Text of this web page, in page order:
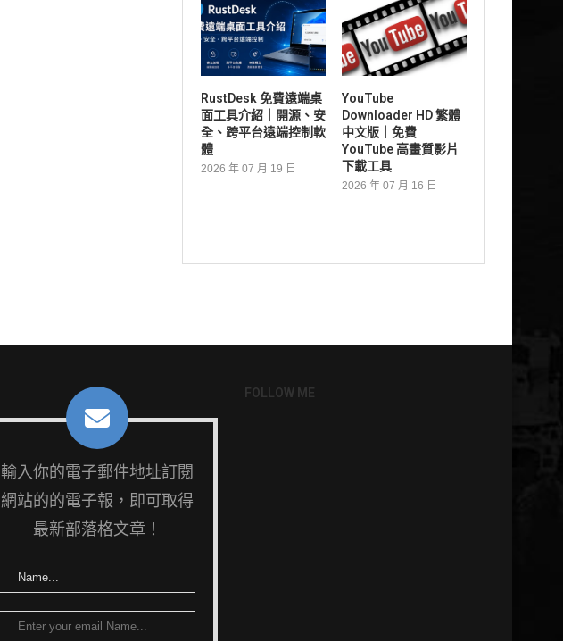
RustDesk 免費遠端桌
面工具介紹｜開源、安
全、跨平台遠端控制軟
體
2026 年 07 月 19 日
YouTube
Downloader HD 繁體
中文版｜免費
YouTube 高畫質影片
下載工具
2026 年 07 月 16 日
輸入你的電子郵件地址訂閱
網站的的電子報，即可取得
最新部落格文章！
FOLLOW ME